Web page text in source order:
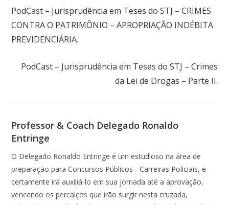
PodCast – Jurisprudência em Teses do STJ – CRIMES
CONTRA O PATRIMÔNIO – APROPRIAÇÃO INDÉBITA
PREVIDENCIÁRIA.
PodCast – Jurisprudência em Teses do STJ – Crimes
da Lei de Drogas – Parte II.
Professor & Coach Delegado Ronaldo
Entringe
O Delegado Ronaldo Entringe é um estudioso na área de
preparação para Concursos Públicos - Carreiras Policiais, e
certamente irá auxiliá-lo em sua jornada até a aprovação,
vencendo os percalços que irão surgir nesta cruzada,